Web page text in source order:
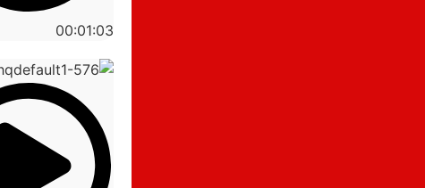
00:01:03